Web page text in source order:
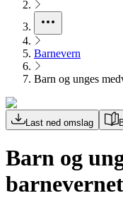
Barnevern
Barn og unges
Last ned omslag
Barn og
barnevernet